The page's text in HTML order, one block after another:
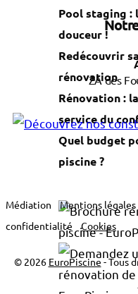
Pool staging :
douceur !
Redécouvrir
rénovation
Rénovation :
service du
Quel budget
piscine ?
ZA des
Médiation Mentions légales
confidentialité
Cookies
© 2026 EuroPiscine- Tous